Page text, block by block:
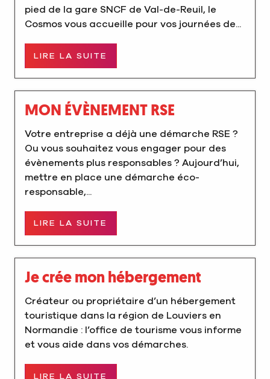
pied de la gare SNCF de Val-de-Reuil, le
Cosmos vous accueille pour vos journées de...
LIRE LA SUITE
MON ÉVÈNEMENT RSE
Votre entreprise a déjà une démarche RSE ?
Ou vous souhaitez vous engager pour des
évènements plus responsables ? Aujourd’hui,
mettre en place une démarche éco-
responsable,...
LIRE LA SUITE
Je crée mon hébergement
Créateur ou propriétaire d’un hébergement
touristique dans la région de Louviers en
Normandie : l’office de tourisme vous informe
et vous aide dans vos démarches.
LIRE LA SUITE